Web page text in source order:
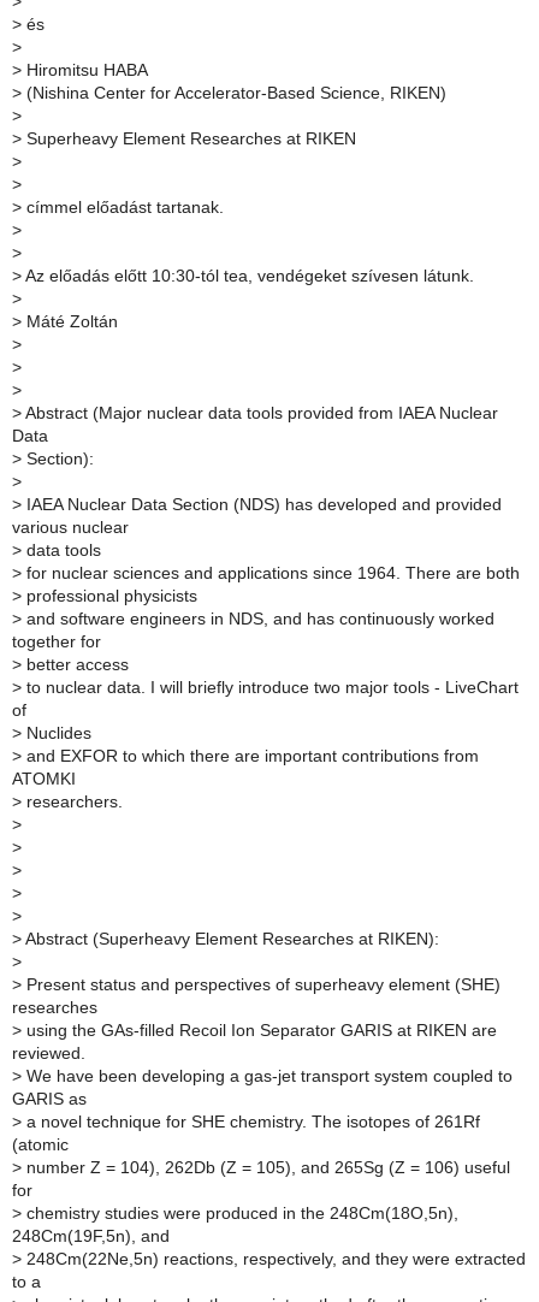
> és
>
> Hiromitsu HABA
> (Nishina Center for Accelerator-Based Science, RIKEN)
>
> Superheavy Element Researches at RIKEN
>
>
> címmel előadást tartanak.
>
>
> Az előadás előtt 10:30-tól tea, vendégeket szívesen látunk.
>
> Máté Zoltán
>
>
>
> Abstract (Major nuclear data tools provided from IAEA Nuclear
Data
> Section):
>
> IAEA Nuclear Data Section (NDS) has developed and provided
various nuclear
> data tools
> for nuclear sciences and applications since 1964. There are both
> professional physicists
> and software engineers in NDS, and has continuously worked
together for
> better access
> to nuclear data. I will briefly introduce two major tools - LiveChart
of
> Nuclides
> and EXFOR to which there are important contributions from
ATOMKI
> researchers.
>
>
>
>
>
> Abstract (Superheavy Element Researches at RIKEN):
>
> Present status and perspectives of superheavy element (SHE)
researches
> using the GAs-filled Recoil Ion Separator GARIS at RIKEN are
reviewed.
> We have been developing a gas-jet transport system coupled to
GARIS as
> a novel technique for SHE chemistry. The isotopes of 261Rf
(atomic
> number Z = 104), 262Db (Z = 105), and 265Sg (Z = 106) useful
for
> chemistry studies were produced in the 248Cm(18O,5n),
248Cm(19F,5n), and
> 248Cm(22Ne,5n) reactions, respectively, and they were extracted
to a